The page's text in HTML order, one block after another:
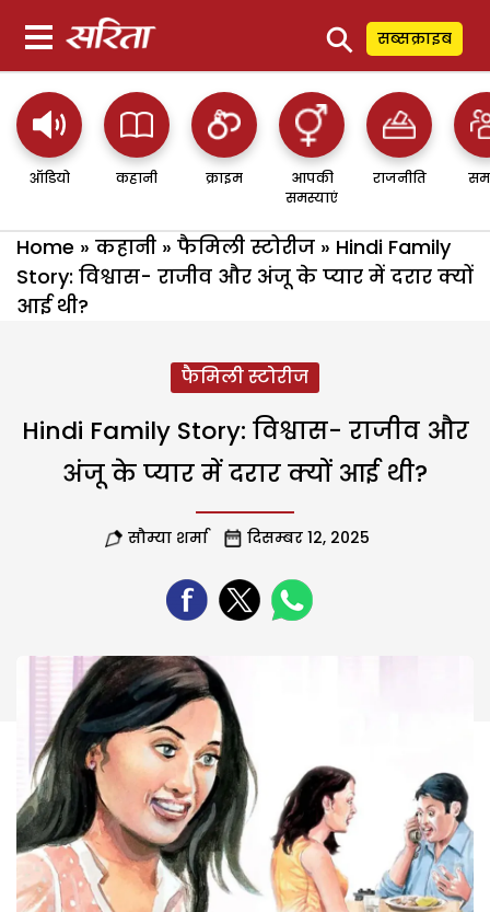
⚲ सब्सक्राइब
ऑडियो कहानी क्राइम
आपकी
समस्याएं
राजनीति
Home » कहानी » फैमिली स्टोरीज » Hindi Family
Story: विश्वास- राजीव और अंजू के प्यार में दरार क्यों
आई थी?
फैमिली स्टोरीज
Hindi Family Story: विश्वास- राजीव और
अंजू के प्यार में दरार क्यों आई थी?
सौम्या शर्मा दिसम्बर 12, 2025